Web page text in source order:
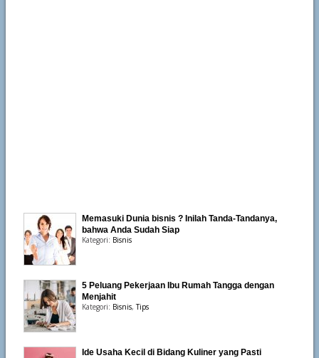
Memasuki Dunia bisnis ? Inilah Tanda-Tandanya,
bahwa Anda Sudah Siap
Kategori: Bisnis
5 Peluang Pekerjaan Ibu Rumah Tangga dengan
Menjahit
Kategori: Bisnis,Tips
Ide Usaha Kecil di Bidang Kuliner yang Pasti